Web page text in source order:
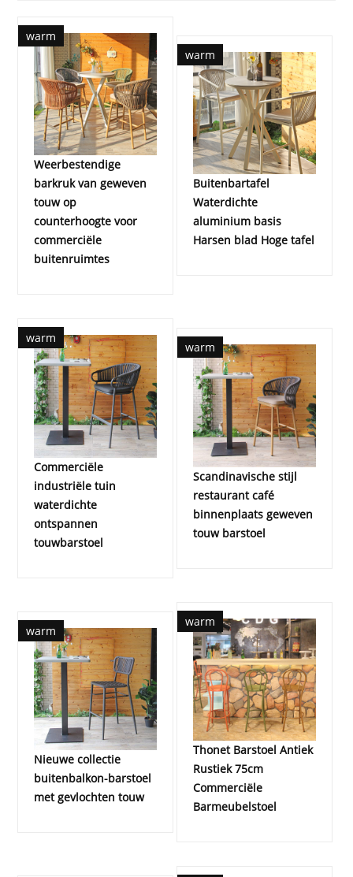
warm
Weerbestendige
barkruk van geweven
touw op
counterhoogte voor
commerciële
buitenruimtes
warm
Buitenbartafel
Waterdichte
aluminium basis
Harsen blad Hoge tafel
warm
Commerciële
industriële tuin
waterdichte
ontspannen
touwbarstoel
warm
Scandinavische stijl
restaurant café
binnenplaats geweven
touw barstoel
warm
Nieuwe collectie
buitenbalkon-barstoel
met gevlochten touw
warm
Thonet Barstoel Antiek
Rustiek 75cm
Commerciële
Barmeubelstoel